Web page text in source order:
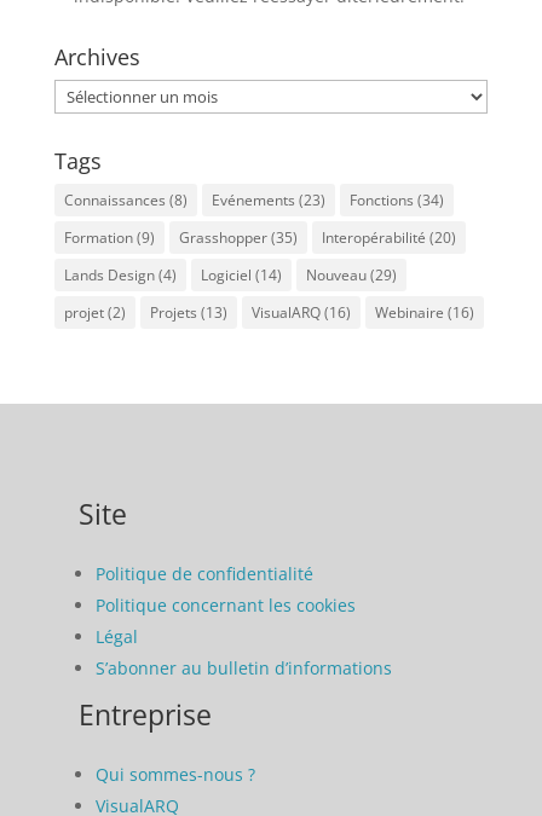
Archives
Archives
Tags
Connaissances (8) Evénements (23) Fonctions (34)
Formation(9) Grasshopper(35) Interopérabilité (20)
Lands Design(4) Logiciel (14) Nouveau(29)
projet(2) Projets (13) VisualARQ(16) Webinaire (16)
Site
Politique de confidentialité
Politique concernant les cookies
Légal
S’abonner au bulletin d’informations
Entreprise
Qui sommes-nous ?
VisualARQ